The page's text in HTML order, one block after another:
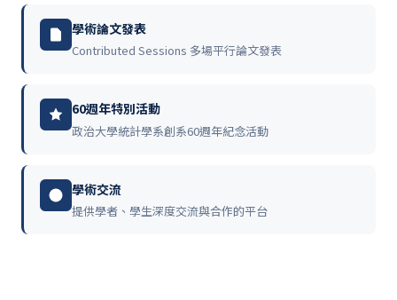
學術論文發表
Contributed Sessions 多場平行論文發表
60週年特別活動
政治大學統計學系創系60週年紀念活動
學術交流
提供學者、學生深度交流與合作的平台